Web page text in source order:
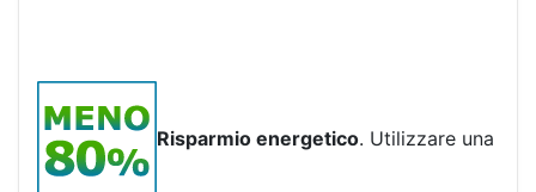
Risparmio energetico. Utilizzare una